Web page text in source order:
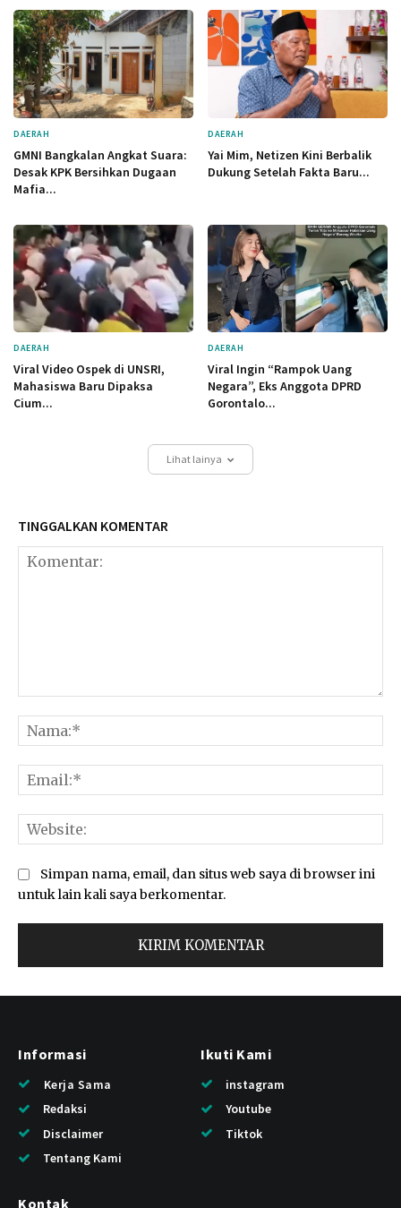
DAERAH
GMNI Bangkalan Angkat Suara:
Desak KPK Bersihkan Dugaan
Mafia...
DAERAH
Yai Mim, Netizen Kini Berbalik
Dukung Setelah Fakta Baru...
DAERAH
Viral Video Ospek di UNSRI,
Mahasiswa Baru Dipaksa
Cium...
DAERAH
Viral Ingin “Rampok Uang
Negara”, Eks Anggota DPRD
Gorontalo...
Lihat lainya
TINGGALKAN KOMENTAR
Simpan nama, email, dan situs web saya di browser ini
untuk lain kali saya berkomentar.
Informasi
Kerja Sama
Redaksi
Disclaimer
Tentang Kami
Ikuti Kami
instagram
Youtube
Tiktok
Kontak